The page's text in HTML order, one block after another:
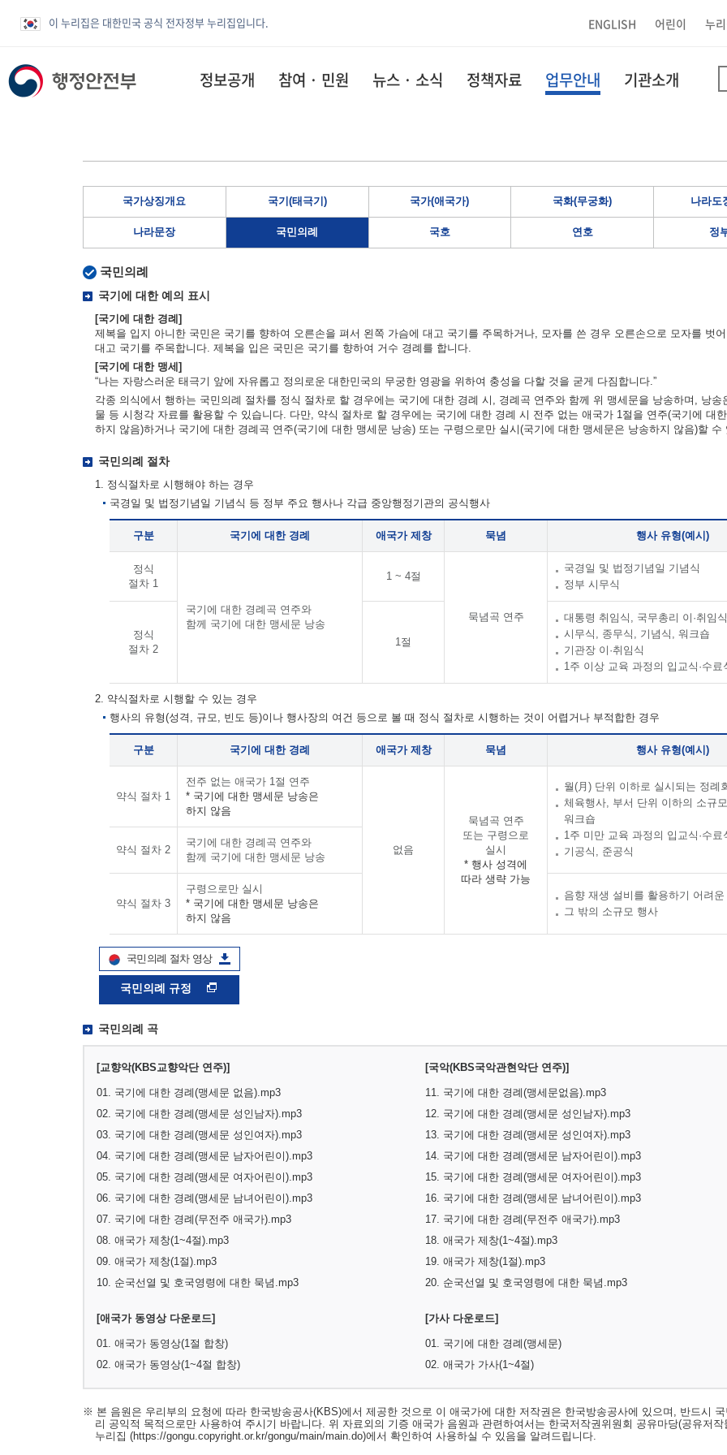
이 누리집은 대한민국 공식 전자정부 누리집입니다. ENGLISH 어린이 누
정보공개 참여 · 민원 뉴스 · 소식 정책자료 업무안내 기관소개
국가상징개요 국기(태극기) 국가(애국가) 국화(무궁화) 나라도
나라문장 국민의례 국호 연호 정
국민의례
국기에 대한 예의 표시
[국기에 대한 경례]
제복을 입지 아니한 국민은 국기를 향하여 오른손을 펴서 왼쪽 가슴에 대고 국기를 주목하거나, 모자를 쓴 경우 오른손으로 모자를 벗
대고 국기를 주목합니다. 제복을 입은 국민은 국기를 향하여 거수 경례를 합니다.
[국기에 대한 맹세]
“나는 자랑스러운 태극기 앞에 자유롭고 정의로운 대한민국의 무궁한 영광을 위하여 충성을 다할 것을 굳게 다짐합니다.”
각종 의식에서 행하는 국민의례 절차를 정식 절차로 할 경우에는 국기에 대한 경례 시, 경례곡 연주와 함께 위 맹세문을 낭송하며, 낭송
물 등 시청각 자료를 활용할 수 있습니다. 다만, 약식 절차로 할 경우에는 국기에 대한 경례 시 전주 없는 애국가 1절을 연주(국기에 대
하지 않음)하거나 국기에 대한 경례곡 연주(국기에 대한 맹세문 낭송) 또는 구령으로만 실시(국기에 대한 맹세문은 낭송하지 않음)할 수
국민의례 절차
1. 정식절차로 시행해야 하는 경우
국경일 및 법정기념일 기념식 등 정부 주요 행사나 각급 중앙행정기관의 공식행사
구분 국기에 대한 경례 애국가 제창 묵념 행사 유형(예시)
정식
절차 1
국기에 대한 경례곡 연주와
함께 국기에 대한 맹세문 낭송
1 ~ 4절
묵념곡 연주
국경일 및 법정기념일 기념식
정부 시무식
정식
절차 2
1절
대통령 취임식, 국무총리 이·취임식
시무식, 종무식, 기념식, 워크숍
기관장 이·취임식
1주 이상 교육 과정의 입교식·수료
2. 약식절차로 시행할 수 있는 경우
행사의 유형(성격, 규모, 빈도 등)이나 행사장의 여건 등으로 볼 때 정식 절차로 시행하는 것이 어렵거나 부적합한 경우
구분 국기에 대한 경례 애국가 제창 묵념 행사 유형(예시)
약식 절차 1
전주 없는 애국가 1절 연주
* 국기에 대한 맹세문 낭송은
하지 않음
없음
묵념곡 연주
또는 구령으로
실시
* 행사 성격에
따라 생략 가능
월(月) 단위 이하로 실시되는 정례
체육행사, 부서 단위 이하의 소규모
워크숍
1주 미만 교육 과정의 입교식·수료
기공식, 준공식
약식 절차 2
국기에 대한 경례곡 연주와
함께 국기에 대한 맹세문 낭송
약식 절차 3
구령으로만 실시
* 국기에 대한 맹세문 낭송은
하지 않음
음향 재생 설비를 활용하기 어려운
그 밖의 소규모 행사
국민의례 절차 영상
국민의례 규정
국민의례 곡
[교향악(KBS교향악단 연주)]
01. 국기에 대한 경례(맹세문 없음).mp3
02. 국기에 대한 경례(맹세문 성인남자).mp3
03. 국기에 대한 경례(맹세문 성인여자).mp3
04. 국기에 대한 경례(맹세문 남자어린이).mp3
05. 국기에 대한 경례(맹세문 여자어린이).mp3
06. 국기에 대한 경례(맹세문 남녀어린이).mp3
07. 국기에 대한 경례(무전주 애국가).mp3
08. 애국가 제창(1~4절).mp3
09. 애국가 제창(1절).mp3
10. 순국선열 및 호국영령에 대한 묵념.mp3
[국악(KBS국악관현악단 연주)]
11. 국기에 대한 경례(맹세문없음).mp3
12. 국기에 대한 경례(맹세문 성인남자).mp3
13. 국기에 대한 경례(맹세문 성인여자).mp3
14. 국기에 대한 경례(맹세문 남자어린이).mp3
15. 국기에 대한 경례(맹세문 여자어린이).mp3
16. 국기에 대한 경례(맹세문 남녀어린이).mp3
17. 국기에 대한 경례(무전주 애국가).mp3
18. 애국가 제창(1~4절).mp3
19. 애국가 제창(1절).mp3
20. 순국선열 및 호국영령에 대한 묵념.mp3
[애국가 동영상 다운로드]
01. 애국가 동영상(1절 합창)
02. 애국가 동영상(1~4절 합창)
[가사 다운로드]
01. 국기에 대한 경례(맹세문)
02. 애국가 가사(1~4절)
※ 본 음원은 우리부의 요청에 따라 한국방송공사(KBS)에서 제공한 것으로 이 애국가에 대한 저작권은 한국방송공사에 있으며, 반드시 국
리 공익적 목적으로만 사용하여 주시기 바랍니다. 위 자료외의 기증 애국가 음원과 관련하여서는 한국저작권위원회 공유마당(공유저작
누리집 (https://gongu.copyright.or.kr/gongu/main/main.do)에서 확인하여 사용하실 수 있음을 알려드립니다.